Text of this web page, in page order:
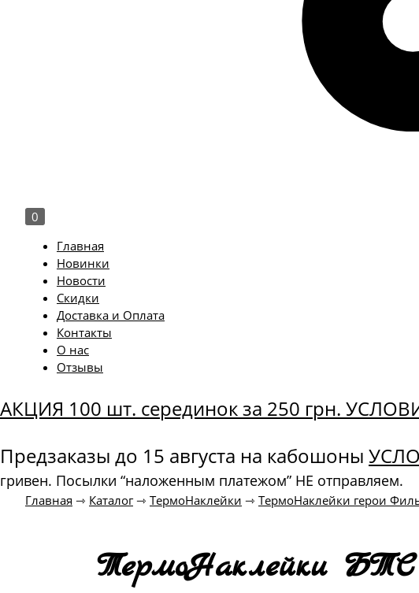
0
Главная
Новинки
Новости
Скидки
Доставка и Оплата
Контакты
О нас
Отзывы
АКЦИЯ 100 шт. серединок за 250 грн.
Предзаказы до 15 августа на кабошоны
гривен. Посылки “наложенным платежом” НЕ отправляем.
Главная ⇾ Каталог⇾ ТермоНаклейки ⇾ ТермоНаклейки герои
ТермоНаклейки